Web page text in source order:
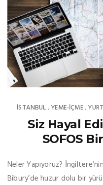
İSTANBUL , YEME-İÇME,
Siz Hayal
SOFOS
Neler Yapıyoruz?
Bibury’de huzur dolu bir